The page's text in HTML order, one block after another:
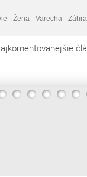
Žena Varecha